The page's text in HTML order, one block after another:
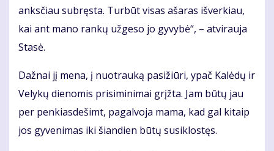
anks­čiau su­bręs­ta. Tur­būt vi­sas aša­ras iš­ver­kiau,
kai ant ma­no ran­kų už­ge­so jo gy­vy­bė“, – at­vi­rau­ja
Sta­sė.
Daž­nai jį me­na, į nuo­trau­ką pa­si­žiū­ri, ypač Ka­lė­dų ir
Ve­ly­kų die­no­mis pri­si­mi­ni­mai grįž­ta. Jam bū­tų jau
per pen­kias­de­šimt, pa­gal­vo­ja ma­ma, kad gal ki­taip
jos gy­ve­ni­mas iki šian­dien bū­tų su­si­klos­tęs.